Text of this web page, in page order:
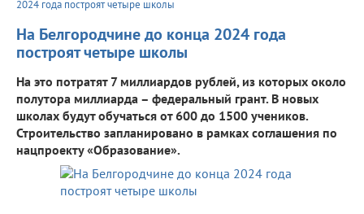
2024 года построят четыре школы
На Белгородчине до конца 2024 года
построят четыре школы
На это потратят 7 миллиардов рублей, из которых около
полутора миллиарда – федеральный грант. В новых
школах будут обучаться от 600 до 1500 учеников.
Строительство запланировано в рамках соглашения по
нацпроекту «Образование».